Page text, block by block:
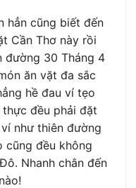
hẳn cũng biết đến
Cần Thơ này rồi
đường 30 Tháng 4
ăn vặt đa sắc
hề đau ví tẹo
đều phải đặt
như thiên đường
cũng đều không
Nhanh chân đến